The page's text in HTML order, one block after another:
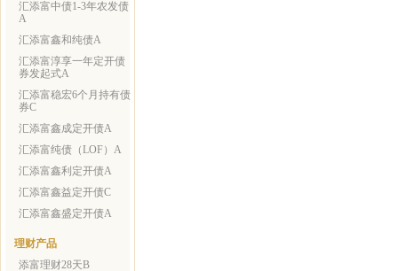
汇添富中债1-3年农发债
A
汇添富鑫和纯债A
汇添富淳享一年定开债
券发起式A
汇添富稳宏6个月持有债
券C
汇添富鑫成定开债A
汇添富纯债（LOF）A
汇添富鑫利定开债A
汇添富鑫益定开债C
汇添富鑫盛定开债A
理财产品
添富理财28天B